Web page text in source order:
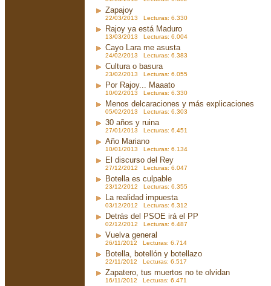
Zapajoy
22/03/2013 Lecturas: 6.330
Rajoy ya está Maduro
13/03/2013 Lecturas: 6.004
Cayo Lara me asusta
24/02/2013 Lecturas: 6.383
Cultura o basura
23/02/2013 Lecturas: 6.055
Por Rajoy... Maaato
10/02/2013 Lecturas: 6.330
Menos delcaraciones y más explicaciones
05/02/2013 Lecturas: 6.303
30 años y ruina
27/01/2013 Lecturas: 6.451
Año Mariano
10/01/2013 Lecturas: 6.134
El discurso del Rey
27/12/2012 Lecturas: 6.047
Botella es culpable
23/12/2012 Lecturas: 6.355
La realidad impuesta
03/12/2012 Lecturas: 6.312
Detrás del PSOE irá el PP
02/12/2012 Lecturas: 6.487
Vuelva general
26/11/2012 Lecturas: 6.714
Botella, botellón y botellazo
22/11/2012 Lecturas: 6.517
Zapatero, tus muertos no te olvidan
16/11/2012 Lecturas: 6.471